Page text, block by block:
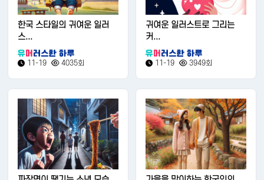
한국 스타일의 귀여운 일러
스...
11-19 4035회
귀여운 일러스트로 그리는
커...
11-19 3949회